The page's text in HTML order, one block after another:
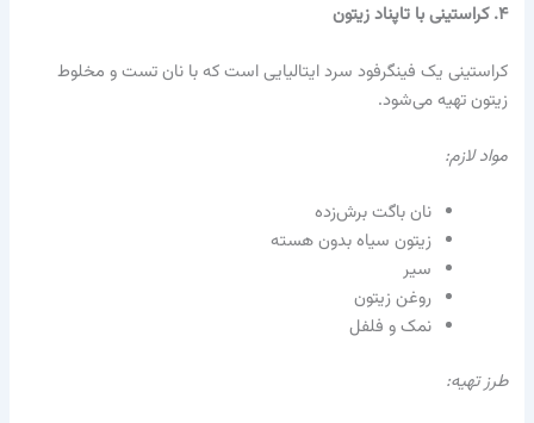
۴. کراستینی با تاپناد زیتون
کراستینی یک فینگرفود سرد ایتالیایی است که با نان تست و مخلوط
زیتون تهیه می‌شود.
مواد لازم:
نان باگت برش‌زده
زیتون سیاه بدون هسته
سیر
روغن زیتون
نمک و فلفل
طرز تهیه: